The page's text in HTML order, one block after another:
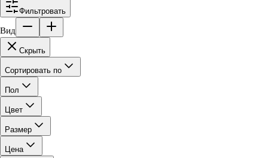
Фильтровать
Вид
Скрыть
Сортировать по
Пол
Цвет
Размер
Цена